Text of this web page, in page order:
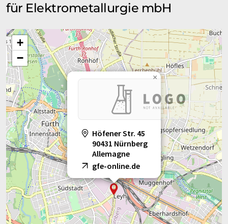
für Elektrometallurgie mbH
Höfener Str. 45
90431 Nürnberg
Allemagne
gfe-online.de
×
+
−